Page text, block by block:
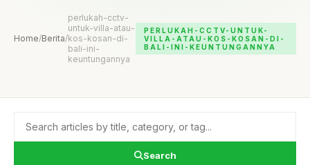
Home/Berita/
perlukah-cctv-
untuk-villa-atau-
kos-kosan-di-
bali-ini-
keuntungannya
PERLUKAH-CCTV-UNTUK-
VILLA-ATAU-KOS-KOSAN-DI-
BALI-INI-KEUNTUNGANNYA
Search